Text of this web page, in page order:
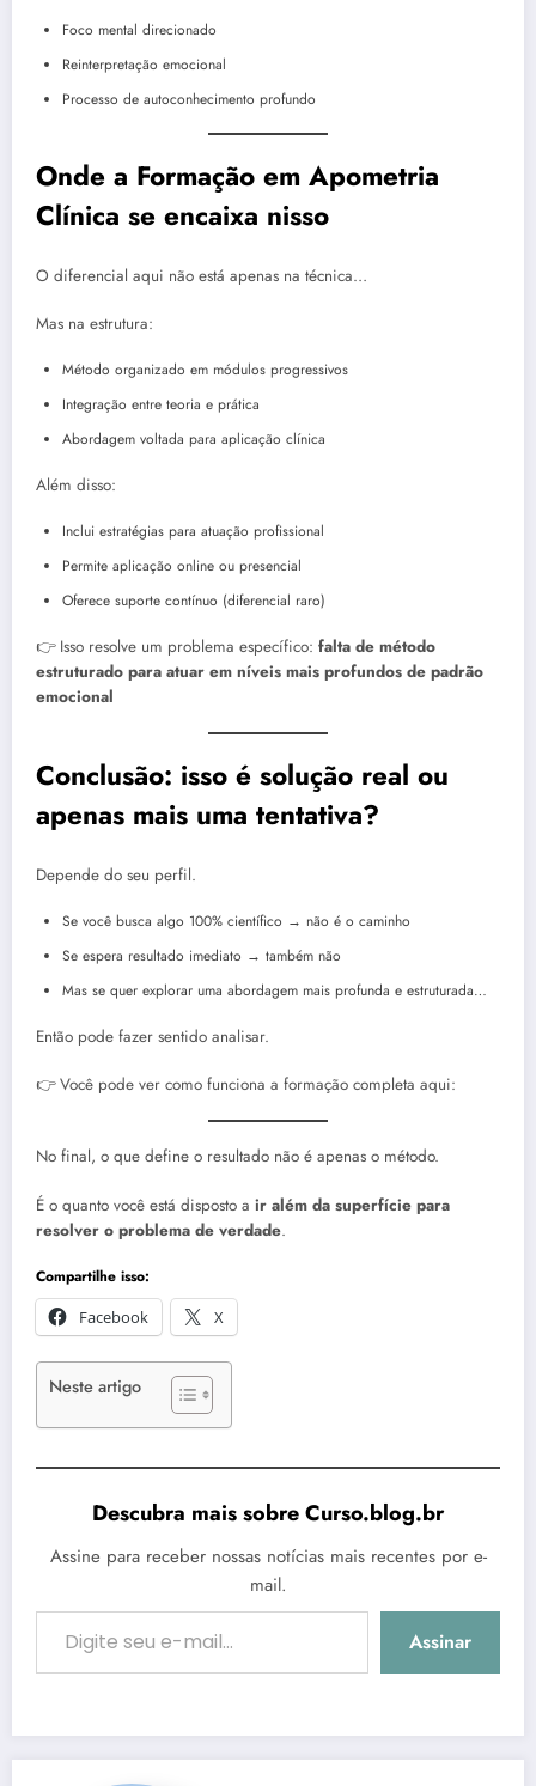
Foco mental direcionado
Reinterpretação emocional
Processo de autoconhecimento profundo
Onde a Formação em Apometria
Clínica se encaixa nisso
O diferencial aqui não está apenas na técnica…
Mas na estrutura:
Método organizado em módulos progressivos
Integração entre teoria e prática
Abordagem voltada para aplicação clínica
Além disso:
Inclui estratégias para atuação profissional
Permite aplicação online ou presencial
Oferece suporte contínuo (diferencial raro)
👉 Isso resolve um problema específico: falta de método
estruturado para atuar em níveis mais profundos de padrão
emocional
Conclusão: isso é solução real ou
apenas mais uma tentativa?
Depende do seu perfil.
Se você busca algo 100% científico → não é o caminho
Se espera resultado imediato → também não
Mas se quer explorar uma abordagem mais profunda e estruturada…
Então pode fazer sentido analisar.
👉 Você pode ver como funciona a formação completa aqui:
No final, o que define o resultado não é apenas o método.
É o quanto você está disposto a ir além da superfície para
resolver o problema de verdade.
Compartilhe isso:
Facebook
X
Neste artigo
Descubra mais sobre Curso.blog.br
Assine para receber nossas notícias mais recentes por e-
mail.
Digite seu e-mail…
Assinar